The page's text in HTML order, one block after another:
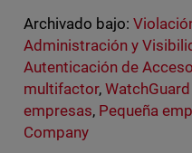
Archivado bajo:
Administración y
Autenticación de
multifactor,
empresas, Pequeña
Company